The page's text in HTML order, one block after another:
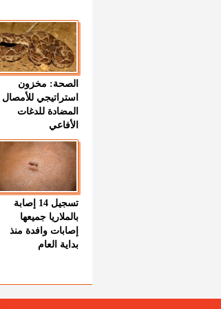
الصحة: مخزون
استراتيجي للأمصال
المضادة للدغات
الأفاعي
تسجيل 14 إصابة
بالملاريا جميعها
إصابات وافدة منذ
بداية العام